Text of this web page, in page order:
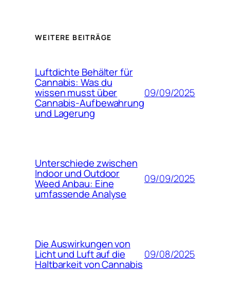
WEITERE BEITRÄGE
Luftdichte Behälter für
Cannabis: Was du
wissen musst über
Cannabis-Aufbewahrung
und Lagerung
09/09/2025
Unterschiede zwischen
Indoor und Outdoor
Weed Anbau: Eine
umfassende Analyse
09/09/2025
Die Auswirkungen von
Licht und Luft auf die
Haltbarkeit von Cannabis
09/08/2025